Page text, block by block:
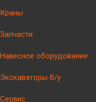
Краны
Запчасти
Навесное оборудование
Экскаваторы б/у
Сервис